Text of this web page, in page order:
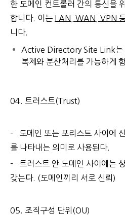
한 도메인 컨트롤러 간의 통신을
합니다. 이는
LAN, WAN, VPN
니다.
Active Directory Site Link
복제와 분산처리를 가능하게
04. 트러스트(Trust)
- 도메인 또는 포리스트 사이에
를 나타내는 의미로 사용된다.
- 트러스트 안 도메인 사이에는
갖는다. (도메인끼리 서로 신뢰)
05. 조직구성 단위(OU)